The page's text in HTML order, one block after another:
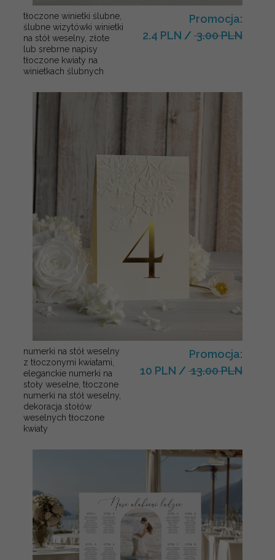
tłoczone winietki ślubne,
ślubne wizytówki winietki
na stół weselny, złote
lub srebrne napisy
tłoczone kwiaty na
winietkach ślubnych
Promocja:
2.4 PLN / 3.00 PLN
numerki na stół weselny
z tłoczonymi kwiatami,
eleganckie numerki na
stoły weselne, tłoczone
numerki na stół weselny,
dekoracja stołów
weselnych tłoczone
kwiaty
Promocja:
10 PLN / 13.00 PLN